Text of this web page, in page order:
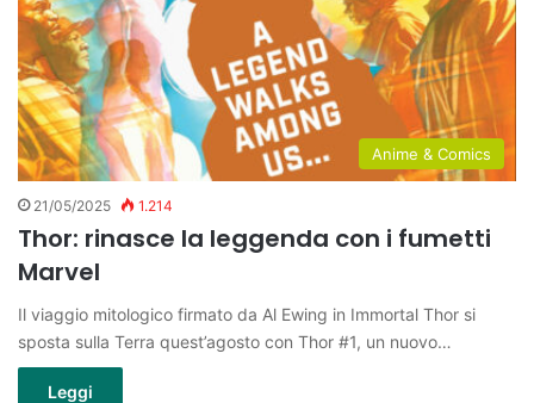
Anime & Comics
21/05/2025 1.214
Thor: rinasce la leggenda con i fumetti
Marvel
Il viaggio mitologico firmato da Al Ewing in Immortal Thor si
sposta sulla Terra quest’agosto con Thor #1, un nuovo…
Leggi